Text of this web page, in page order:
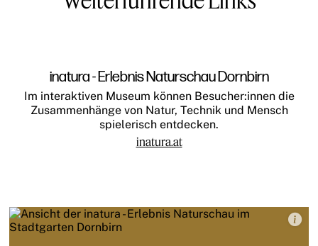
inatura - Erlebnis Naturschau Dornbirn
Im interaktiven Museum können Besucher:innen die
Zusammenhänge von Natur, Technik und Mensch
spielerisch entdecken.
inatura.at